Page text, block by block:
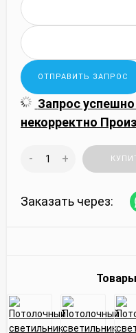
Запрос
некорректно
- +
Заказать через: